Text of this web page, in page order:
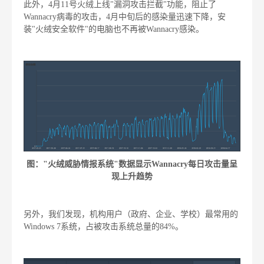
此外，4月11号火绒上线"漏洞攻击拦截"功能，阻止了
Wannacry病毒的攻击，4月中旬后的感染量迅速下降，安
装"火绒安全软件"的电脑也不再被Wannacry感染。
图："火绒威胁情报系统"数据显示Wannacry每日攻击量呈
现上升趋势
另外，我们发现，机构用户（政府、企业、学校）最常用的
Windows 7系统，占被攻击系统总量的84%。